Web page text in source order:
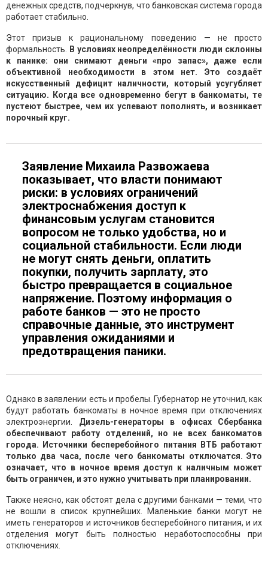
денежных средств, подчеркнув, что банковская система города
работает стабильно.
Этот призыв к рациональному поведению — не просто
формальность.
В условиях неопределённости люди склонны
к панике: они снимают деньги «про запас», даже если
объективной необходимости в этом нет. Это создаёт
искусственный дефицит наличности, который усугубляет
ситуацию. Когда все одновременно бегут в банкоматы, те
пустеют быстрее, чем их успевают пополнять, и возникает
порочный круг.
Заявление Михаила Развожаева
показывает, что власти понимают
риски: в условиях ограничений
электроснабжения доступ к
финансовым услугам становится
вопросом не только удобства, но и
социальной стабильности. Если люди
не могут снять деньги, оплатить
покупки, получить зарплату, это
быстро превращается в социальное
напряжение. Поэтому информация о
работе банков — это не просто
справочные данные, это инструмент
управления ожиданиями и
предотвращения паники.
Однако в заявлении есть и пробелы. Губернатор не уточнил, как
будут работать банкоматы в ночное время при отключениях
электроэнергии. Дизель-генераторы в офисах Сбербанка
обеспечивают работу отделений, но не всех банкоматов
города. Источники бесперебойного питания ВТБ работают
только два часа, после чего банкоматы отключатся. Это
означает, что в ночное время доступ к наличным может
быть ограничен, и это нужно учитывать при планировании.
Также неясно, как обстоят дела с другими банками — теми, что
не вошли в список крупнейших. Маленькие банки могут не
иметь генераторов и источников бесперебойного питания, и их
отделения могут быть полностью неработоспособны при
отключениях.